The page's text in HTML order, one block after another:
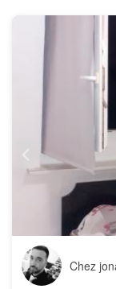
Chez